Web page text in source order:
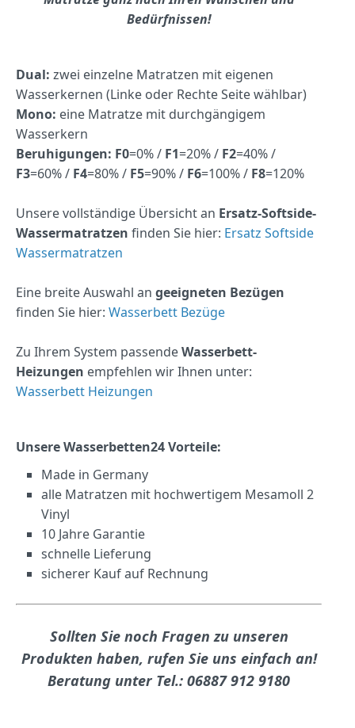
Bedürfnissen!
Dual: zwei einzelne Matratzen mit eigenen
Wasserkernen (Linke oder Rechte Seite wählbar)
Mono: eine Matratze mit durchgängigem
Wasserkern
Beruhigungen: F0=0% / F1=20% / F2=40% /
F3=60% / F4=80% / F5=90% / F6=100% / F8=120%
Unsere vollständige Übersicht an Ersatz-Softside-
Wassermatratzen finden Sie hier: Ersatz Softside
Wassermatratzen
Eine breite Auswahl an geeigneten Bezügen
finden Sie hier: Wasserbett Bezüge
Zu Ihrem System passendeWasserbett-
Heizungen empfehlen wir Ihnen unter:
Wasserbett Heizungen
Unsere Wasserbetten24 Vorteile:
Made in Germany
alle Matratzen mit hochwertigem Mesamoll 2
Vinyl
10 Jahre Garantie
schnelle Lieferung
sicherer Kauf auf Rechnung
Sollten Sie noch Fragen zu unseren
Produkten haben, rufen Sie uns einfach an!
Beratung unter Tel.: 06887 912 9180